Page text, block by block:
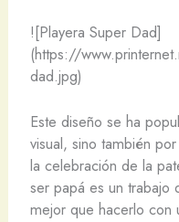
![Playera Super Dad]
(https://
dad.jpg)
Este diseño se ha
visual, sino también
la celebración de la
ser papá es un
mejor que hacerlo con